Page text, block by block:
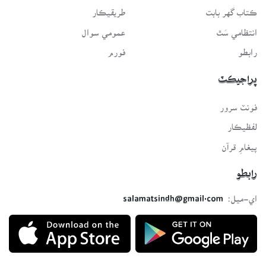
ڪتاب گهر بابت
انتظامي سَٿ
رابطو
طريقيڪار
عمومي سوال
فورم
پراجيڪٽ
لفظيڪار
پيغامِ قرآن
رابطو
اي-ميل:
salamatsindh@gmail.com